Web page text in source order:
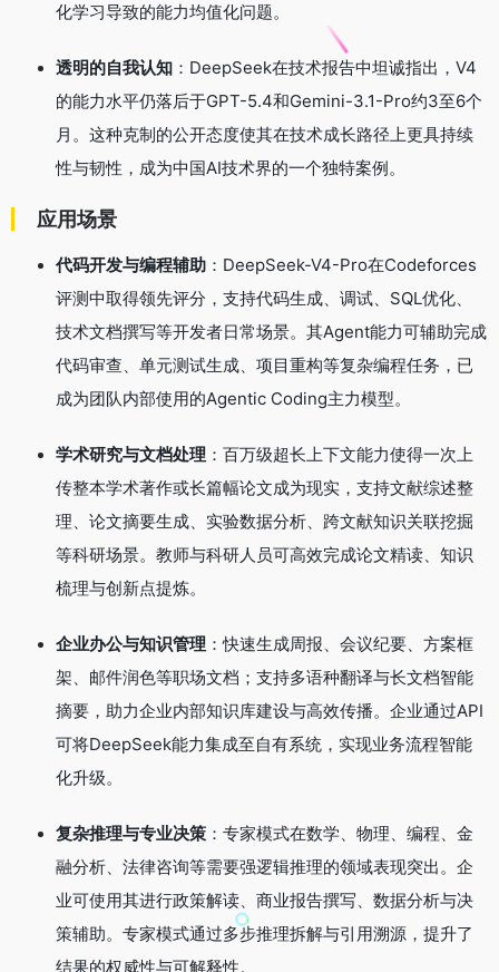
化学习导致的能力均值化问题。
透明的自我认知 ：DeepSeek在技术报告中坦诚指出，V4
的能力水平仍落后于GPT-5.4和Gemini-3.1-Pro约3至6个
月。这种克制的公开态度使其在技术成长路径上更具持续
性与韧性，成为中国AI技术界的一个独特案例。
应用场景
代码开发与编程辅助 ：DeepSeek-V4-Pro在Codeforces
评测中取得领先评分，支持代码生成、调试、SQL优化、
技术文档撰写等开发者日常场景。其Agent能力可辅助完成
代码审查、单元测试生成、项目重构等复杂编程任务，已
成为团队内部使用的Agentic Coding主力模型。
学术研究与文档处理 ：百万级超长上下文能力使得一次上
传整本学术著作或长篇幅论文成为现实，支持文献综述整
理、论文摘要生成、实验数据分析、跨文献知识关联挖掘
等科研场景。教师与科研人员可高效完成论文精读、知识
梳理与创新点提炼。
企业办公与知识管理 ：快速生成周报、会议纪要、方案框
架、邮件润色等职场文档；支持多语种翻译与长文档智能
摘要，助力企业内部知识库建设与高效传播。企业通过API
可将DeepSeek能力集成至自有系统，实现业务流程智能
化升级。
复杂推理与专业决策 ：专家模式在数学、物理、编程、金
融分析、法律咨询等需要强逻辑推理的领域表现突出。企
业可使用其进行政策解读、商业报告撰写、数据分析与决
策辅助。专家模式通过多步推理拆解与引用溯源，提升了
结果的权威性与可解释性。